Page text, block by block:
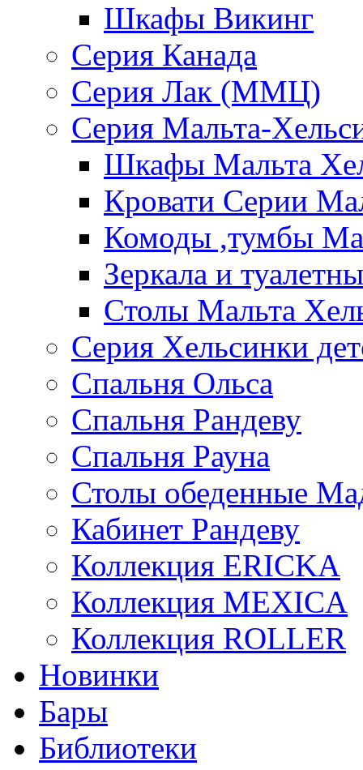
Шкафы Викинг
Серия Канада
Серия Лак (ММЦ)
Серия Мальта-
Шкафы Мальта
Кровати Серии
Комоды ,тумбы
Зеркала и
Столы Мальта
Серия Хельсинки
Спальня Ольса
Спальня Рандеву
Спальня Рауна
Столы обеденные
Кабинет Рандеву
Коллекция ERICKA
Коллекция MEXICA
Коллекция ROLLER
Новинки
Бары
Библиотеки